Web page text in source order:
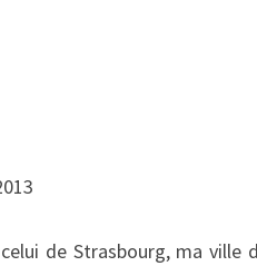
de Strasbourg, ma ville